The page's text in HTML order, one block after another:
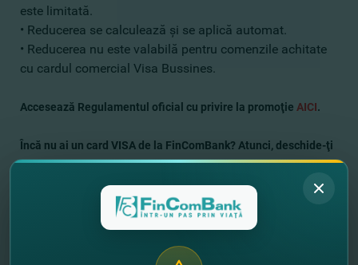
este limitată.
• Reducerea se calculează şi se aplică automat.
• Reducerea nu este valabilă pentru comenzile achitate
cu cardul comercial Visa Bussines.
Accesează Regulamentul oficial cu privire la promoţie AICI.
Încă nu ai un card VISA de la FinComBank? Atunci, deschide-ţi
cardulAICI.
Vreai să afli despre toate ofertele speciale VISA?